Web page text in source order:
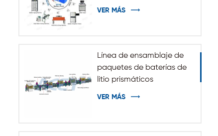
32140 33140
VER MÁS
Línea de ensamblaje de
paquetes de baterías de
litio prismáticos
automáticos
VER MÁS